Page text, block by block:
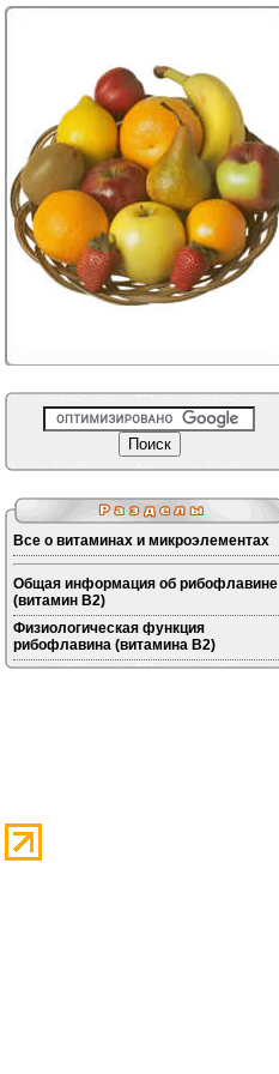
Все о витаминах и микроэлементах
Общая информация об рибофлавине
(витамин B2)
Физиологическая функция
рибофлавина (витамина B2)